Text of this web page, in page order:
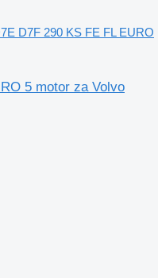
D7F 290 KS FE FL EURO
5 motor za Volvo